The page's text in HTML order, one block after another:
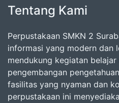
Tentang Kami
Perpustakaan SMKN 2
informasi yang modern dan
mendukung kegiatan
pengembangan
fasilitas yang nyaman dan
perpustakaan ini